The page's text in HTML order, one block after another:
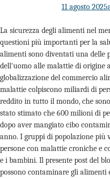
11 agosto 2025
La sicurezza degli alimenti nel
questioni più importanti per la
alimenti sono diventati una delle
dell'uomo alle malattie di origine
globalizzazione del commercio
malattie colpiscono miliardi di
reddito in tutto il mondo, che
stato stimato che 600 milioni di
dopo aver mangiato cibo
anno. I gruppi di popolazione più
persone con malattie croniche e
e i bambini. Il presente post del
possono contaminare gli